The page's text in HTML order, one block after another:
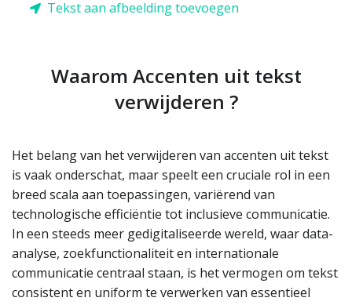
Tekst aan afbeelding toevoegen
Waarom Accenten uit tekst
verwijderen ?
Het belang van het verwijderen van accenten uit tekst
is vaak onderschat, maar speelt een cruciale rol in een
breed scala aan toepassingen, variërend van
technologische efficiëntie tot inclusieve communicatie.
In een steeds meer gedigitaliseerde wereld, waar data-
analyse, zoekfunctionaliteit en internationale
communicatie centraal staan, is het vermogen om tekst
consistent en uniform te verwerken van essentieel